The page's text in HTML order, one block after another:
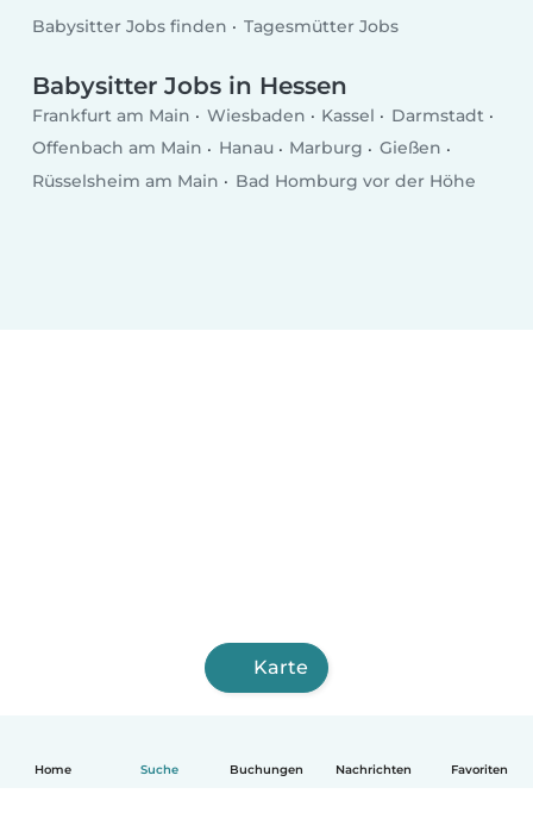
Home Suche Buchungen Nachrichten Favoriten
Babysitter Jobs finden Tagesmütter Jobs
Babysitter Jobs in Hessen
Frankfurt am Main Wiesbaden Kassel
Darmstadt
Offenbach am Main
Hanau Marburg
Gießen
Rüsselsheim am Main
Bad Homburg vor der Höhe
Karte